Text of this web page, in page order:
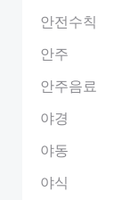
안전수칙
안주
안주음료
야경
야동
야식